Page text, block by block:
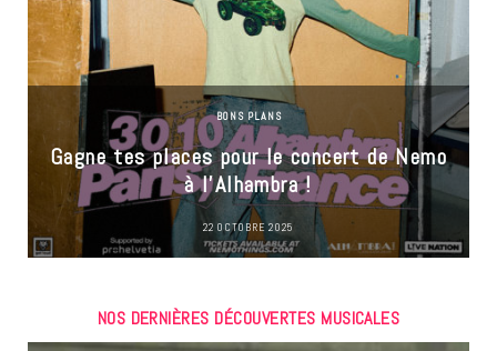
BONS PLANS
Gagne tes places pour le concert de Nemo
à l’Alhambra !
22 OCTOBRE 2025
NOS DERNIÈRES DÉCOUVERTES MUSICALES